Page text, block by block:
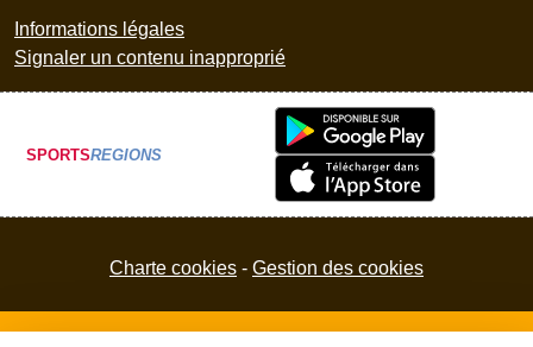
Informations légales
Signaler un contenu inapproprié
SPORTSREGIONS
Charte cookies Gestion des cookies